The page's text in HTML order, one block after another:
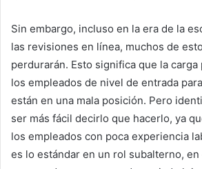
Sin embargo, incluso en la era de la
las revisiones en línea, muchos de
perdurarán. Esto significa que la
los empleados de nivel de entrada
están en una mala posición. Pero
ser más fácil decirlo que hacerlo, ya
los empleados con poca experiencia
es lo estándar en un rol subalterno,